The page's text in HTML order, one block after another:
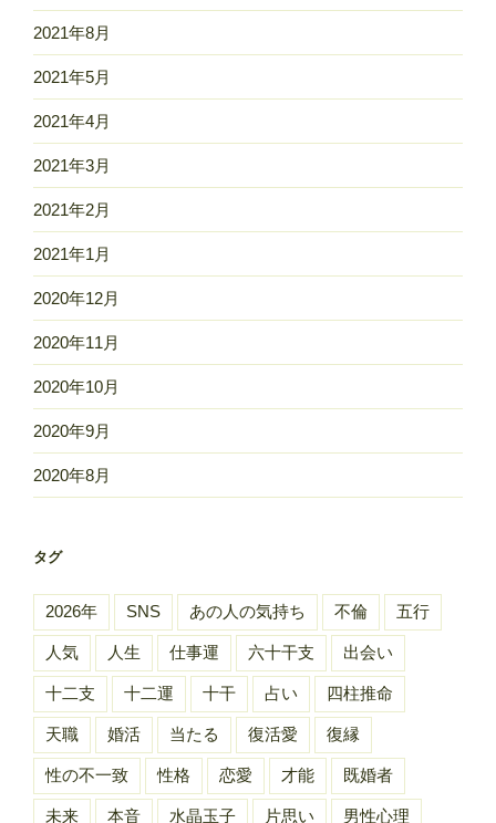
2021年8月
2021年5月
2021年4月
2021年3月
2021年2月
2021年1月
2020年12月
2020年11月
2020年10月
2020年9月
2020年8月
タグ
2026年 SNS あの人の気持ち 不倫 五行
人気 人生 仕事運 六十干支 出会い
十二支 十二運 十干 占い 四柱推命
天職 婚活 当たる 復活愛 復縁
性の不一致 性格 恋愛 才能 既婚者
未来 本音 水晶玉子 片思い 男性心理